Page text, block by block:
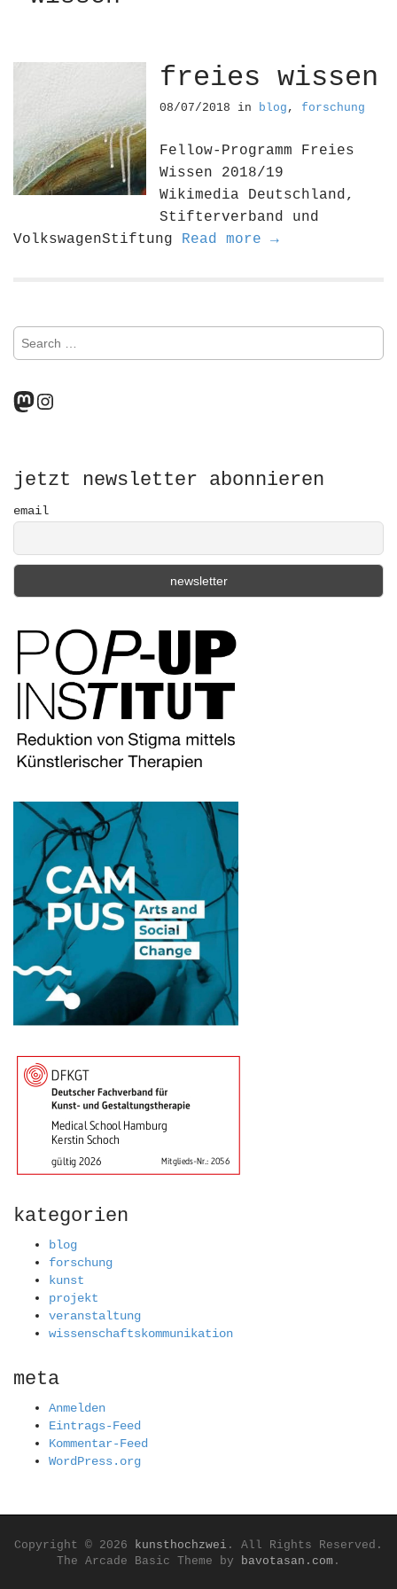
freies wissen
08/07/2018 in blog , forschung
Fellow-Programm Freies
Wissen 2018/19
Wikimedia Deutschland,
Stifterverband und
VolkswagenStiftung Read more →
S
c
r
:
Mastodon
Instagram
jetzt newsletter abonnieren
email
kategorien
blog
forschung
kunst
projekt
veranstaltung
wissenschaftskommunikation
meta
Anmelden
Eintrags-Feed
Kommentar-Feed
WordPress.org
Copyright © 2026 kunsthochzwei . All Rights Reserved.
The Arcade Basic Theme by
bavotasan.com .